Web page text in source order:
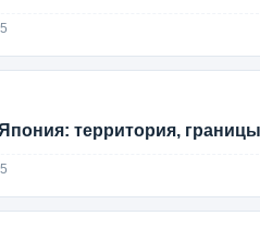
территория,